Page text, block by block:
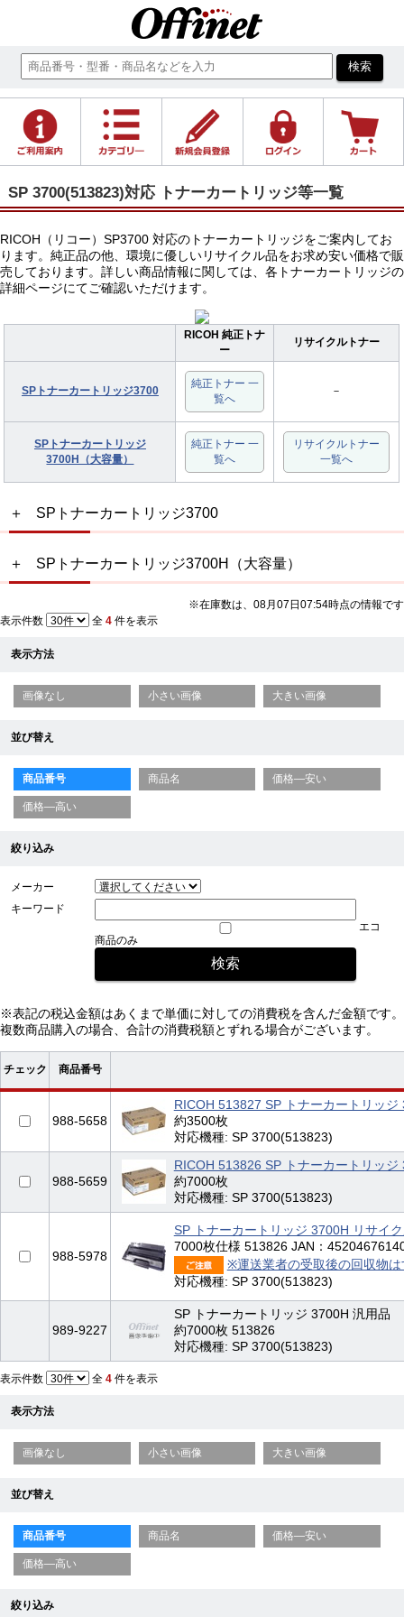
SP 3700(513823)対応 トナーカートリッジ等一覧
RICOH（リコー）SP3700 対応のトナーカートリッジをご案内してお
ります。純正品の他、環境に優しいリサイクル品をお求め安い価格で販
売しております。詳しい商品情報に関しては、各トナーカートリッジの
詳細ページにてご確認いただけます。
RICOH 純正トナ
ー
リサイクルトナー
SPトナーカートリッジ3700
純正トナー 一
覧へ
－
SPトナーカートリッジ
3700H（大容量）
純正トナー 一
覧へ
リサイクルトナー
一覧へ
SPトナーカートリッジ3700
SPトナーカートリッジ3700H（大容量）
※在庫数は、08月07日07:54時点の情報です
表示件数 全 4 件を表示
表示方法
画像なし 小さい画像 大きい画像
並び替え
商品番号 商品名 価格—安い
価格—高い
絞り込み
メーカー
キーワード
エコ
商品のみ
※表記の税込金額はあくまで単価に対しての消費税を含んだ金額です。
複数商品購入の場合、合計の消費税額とずれる場合がございます。
チェック 商品番号
988-5658
RICOH 513827 SP トナーカートリッジ
約3500枚
対応機種: SP 3700(513823)
988-5659
RICOH 513826 SP トナーカートリッジ
約7000枚
対応機種: SP 3700(513823)
988-5978
SP トナーカートリッジ 3700H リサイ
7000枚仕様 513826 JAN：
※運送業者の受取後の回収物
対応機種: SP 3700(513823)
989-9227
SP トナーカートリッジ 3700H 汎用品
約7000枚 513826
対応機種: SP 3700(513823)
表示件数 全 4 件を表示
表示方法
画像なし 小さい画像 大きい画像
並び替え
商品番号 商品名 価格—安い
価格—高い
絞り込み